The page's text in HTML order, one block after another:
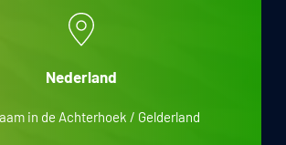
Nederland
in de Achterhoek / Gelderland